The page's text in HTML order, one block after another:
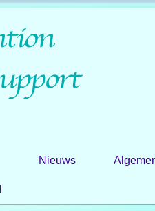
Nieuws